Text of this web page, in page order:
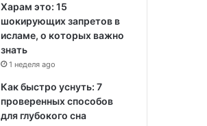
Харам это: 15
шокирующих запретов в
исламе, о которых важно
знать
1 неделя ago
Как быстро уснуть: 7
проверенных способов
для глубокого сна